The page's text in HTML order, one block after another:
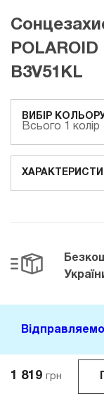
B3V51KL
ВИБІР
Всього 1 колір
1 819 грн